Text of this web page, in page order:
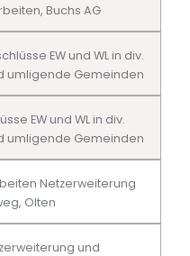
Buchs AG
EW und WL in div.
umligende Gemeinden
EW und WL in div.
umligende Gemeinden
Netzerweiterung
Olten
und